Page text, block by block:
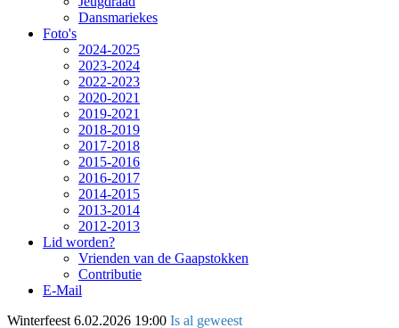
Dansmariekes
Foto's
2024-2025
2023-2024
2022-2023
2020-2021
2019-2021
2018-2019
2017-2018
2015-2016
2016-2017
2014-2015
2013-2014
2012-2013
Lid worden?
Vrienden van de Gaapstokken
Contributie
E-Mail
Winterfeest 6.02.2026 19:00 Is al geweest